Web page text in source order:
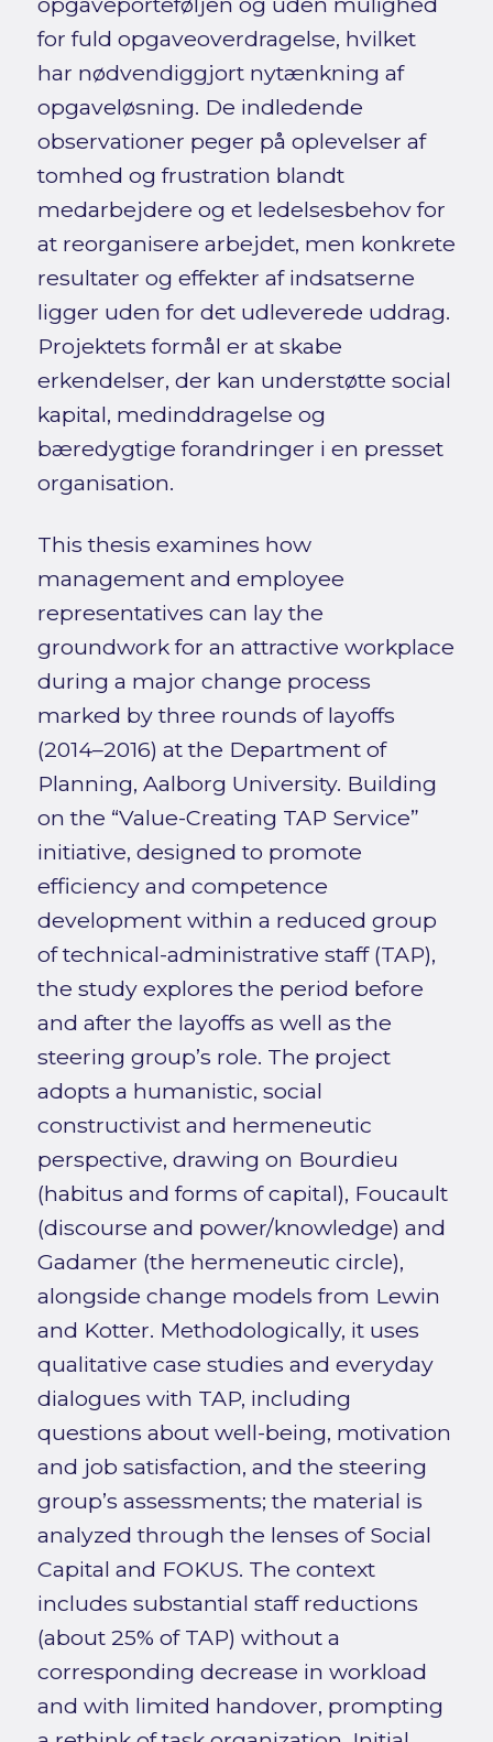
for fuld opgaveoverdragelse, hvilket
har nødvendiggjort nytænkning af
opgaveløsning. De indledende
observationer peger på oplevelser af
tomhed og frustration blandt
medarbejdere og et ledelsesbehov for
at reorganisere arbejdet, men konkrete
resultater og effekter af indsatserne
ligger uden for det udleverede uddrag.
Projektets formål er at skabe
erkendelser, der kan understøtte social
kapital, medinddragelse og
bæredygtige forandringer i en presset
organisation.
This thesis examines how
management and employee
representatives can lay the
groundwork for an attractive workplace
during a major change process
marked by three rounds of layoffs
(2014–2016) at the Department of
Planning, Aalborg University. Building
on the “Value-Creating TAP Service”
initiative, designed to promote
efficiency and competence
development within a reduced group
of technical-administrative staff (TAP),
the study explores the period before
and after the layoffs as well as the
steering group’s role. The project
adopts a humanistic, social
constructivist and hermeneutic
perspective, drawing on Bourdieu
(habitus and forms of capital), Foucault
(discourse and power/knowledge) and
Gadamer (the hermeneutic circle),
alongside change models from Lewin
and Kotter. Methodologically, it uses
qualitative case studies and everyday
dialogues with TAP, including
questions about well-being, motivation
and job satisfaction, and the steering
group’s assessments; the material is
analyzed through the lenses of Social
Capital and FOKUS. The context
includes substantial staff reductions
(about 25% of TAP) without a
corresponding decrease in workload
and with limited handover, prompting